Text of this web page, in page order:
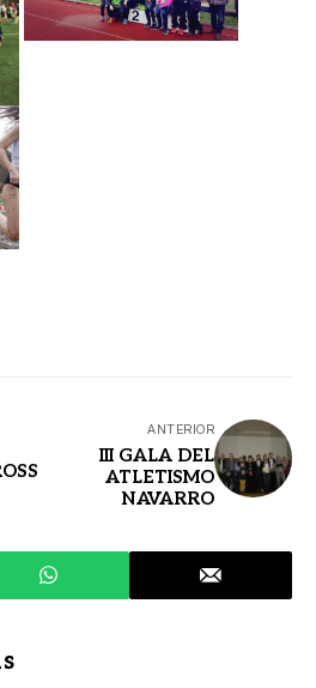
ANTERIOR
III GALA DEL
ATLETISMO
NAVARRO